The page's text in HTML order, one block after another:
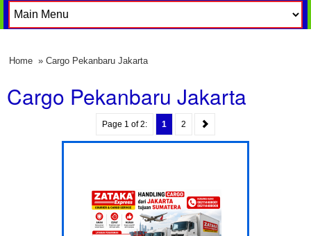
Home » Cargo Pekanbaru Jakarta
Cargo Pekanbaru Jakarta
Page 1 of 2: 1 2